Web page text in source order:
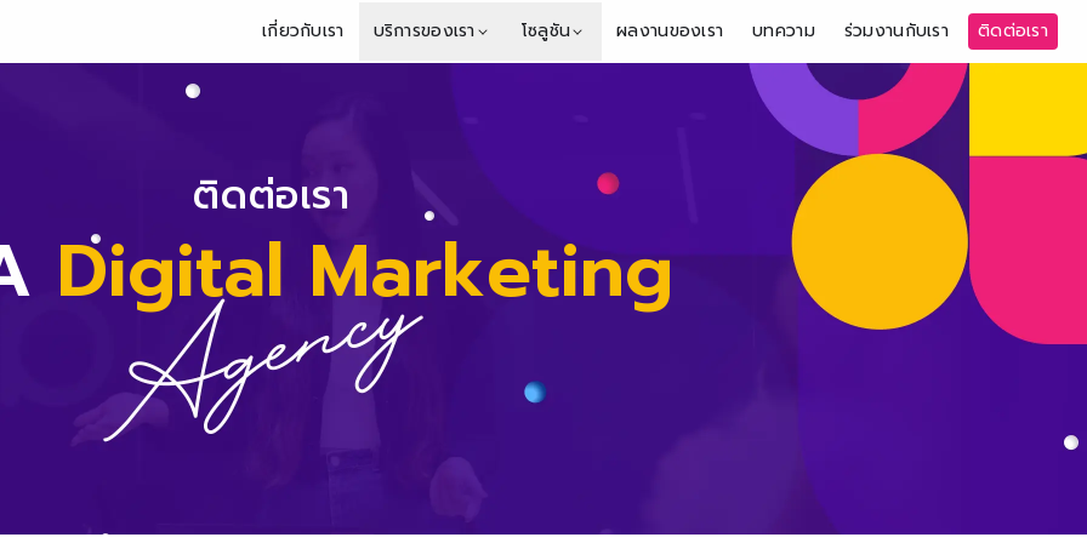
เกี่ยวกับเรา บริการของเรา โซลูชัน ผลงานของเรา บทความ ร่วมงานกับเรา ติดต่อเรา
ติดต่อเรา
Digital Marketing